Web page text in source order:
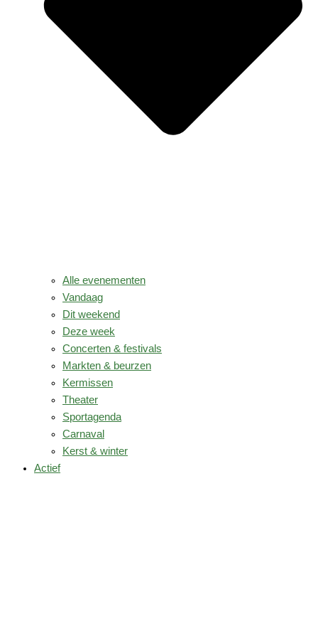
Alle evenementen
Vandaag
Dit weekend
Deze week
Concerten & festivals
Markten & beurzen
Kermissen
Theater
Sportagenda
Carnaval
Kerst & winter
Actief